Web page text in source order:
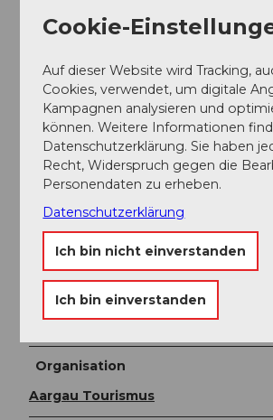
Toureigenschaften
Einkehrmöglichkeit
Anreise und Parken
Öffentliche Verkehrsmittel
Anreise zur Bushaltestelle Schiltwald.
Autor:in
Aargau Tourismus
Organisation
Aargau Tourismus
Cookie-
Auf dieser Website wird Tracking,
Cookies, verwendet, um digitale
Kampagnen analysieren und
können. Weitere Informationen
Datenschutzerklärung. Sie haben
Recht, Widerspruch gegen die
Personendaten zu erheben.
Datenschutzerklärung
Ich bin nicht einverstanden
Ich bin einverstanden